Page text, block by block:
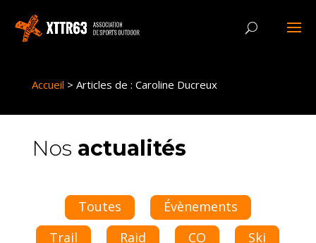
Accueil > Articles de : Caroline Ducreux
Nos actualités
Toutes
Évènements
Trail
Raid CO Ski